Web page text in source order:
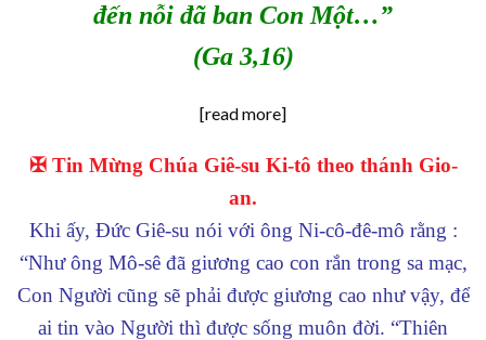
đến nỗi đã ban Con Một…”
(Ga 3,16)
[read more]
✠ Tin Mừng Chúa Giê-su Ki-tô theo thánh Gio-
an.
Khi ấy, Đức Giê-su nói với ông Ni-cô-đê-mô rằng :
“Như ông Mô-sê đã giương cao con rắn trong sa mạc,
Con Người cũng sẽ phải được giương cao như vậy, để
ai tin vào Người thì được sống muôn đời. “Thiên